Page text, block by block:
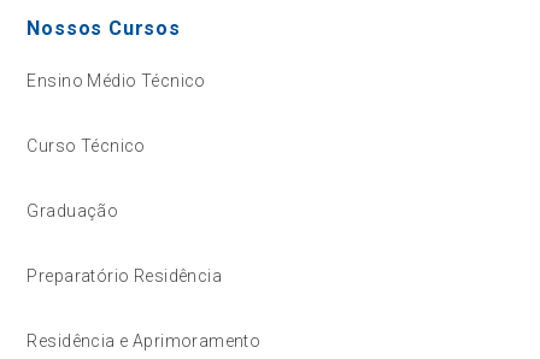
Nossos Cursos
Ensino Médio Técnico
Curso Técnico
Graduação
Preparatório Residência
Residência e Aprimoramento